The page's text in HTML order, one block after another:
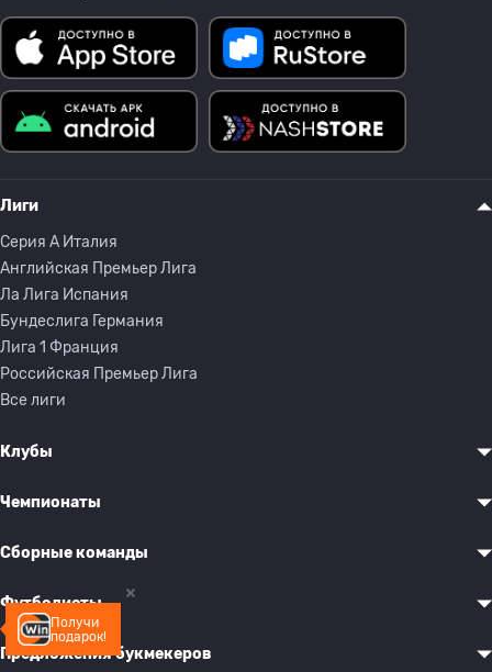
Получи
подарок!
Лиги
Серия A Италия
Английская Премьер Лига
Ла Лига Испания
Бундеслига Германия
Лига 1 Франция
Российская Премьер Лига
Все лиги
Клубы
Чемпионаты
Сборные команды
Футболисты
Предложения букмекеров